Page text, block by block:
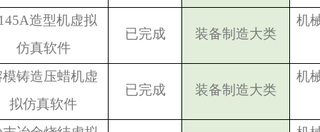
造型机虚拟
仿真软件
已完成 装备制造大类
机
铸造压蜡机虚
拟仿真软件
已完成 装备制造大类
机